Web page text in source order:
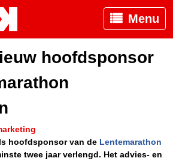
Menu
hoofdsponsor
hoofdsponsor van de Lentemarathon
twee jaar verlengd. Het advies- en